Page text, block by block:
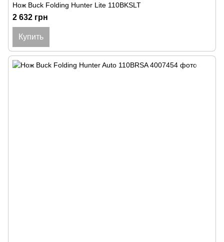
Нож Buck Folding Hunter Lite 110BKSLT
2 632 грн
Купить